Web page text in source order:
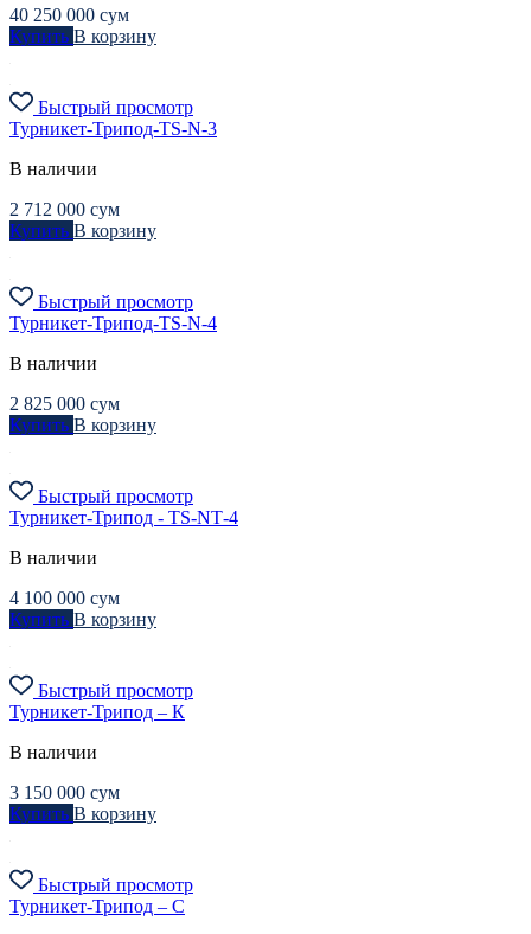
40 250 000 сум
Купить В корзину
Быстрый просмотр
Турникет-Трипод-TS-N-3
В наличии
2 712 000 сум
Купить В корзину
Быстрый просмотр
Турникет-Трипод-TS-N-4
В наличии
2 825 000 сум
Купить В корзину
Быстрый просмотр
Турникет-Трипод - TS-NТ-4
В наличии
4 100 000 сум
Купить В корзину
Быстрый просмотр
Турникет-Трипод – К
В наличии
3 150 000 сум
Купить В корзину
Быстрый просмотр
Турникет-Трипод – С